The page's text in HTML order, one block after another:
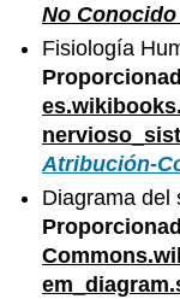
No
Fisiología
Atribución-
Diagrama del